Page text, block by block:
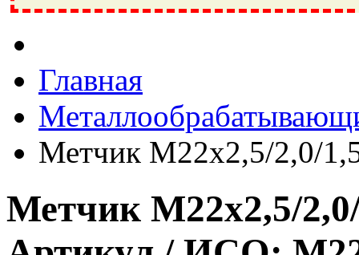
Ивантеевка, подшипники, пневматика, метизы, техника,
Главная
Метчик М22х2,5/2,0/
Метчик М22х2,5/